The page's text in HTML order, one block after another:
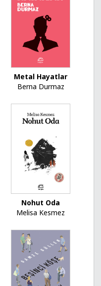
Metal Hayatlar
Berna Durmaz
Nohut Oda
Melisa Kesmez